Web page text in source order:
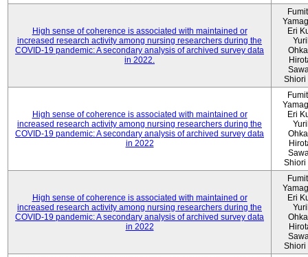
High sense of coherence is associated with maintained or
increased research activity among nursing researchers during the
COVID-19 pandemic: A secondary analysis of archived survey data
in 2022.
Eri
Shiori
High sense of coherence is associated with maintained or
increased research activity among nursing researchers during the
COVID-19 pandemic: A secondary analysis of archived survey data
in 2022
Eri
Shiori
High sense of coherence is associated with maintained or
increased research activity among nursing researchers during the
COVID-19 pandemic: A secondary analysis of archived survey data
in 2022
Eri
Shiori